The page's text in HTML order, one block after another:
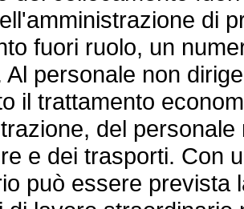
di
fuori ruolo, un
Al personale non
il trattamento
del
e dei trasporti. Con
può essere prevista